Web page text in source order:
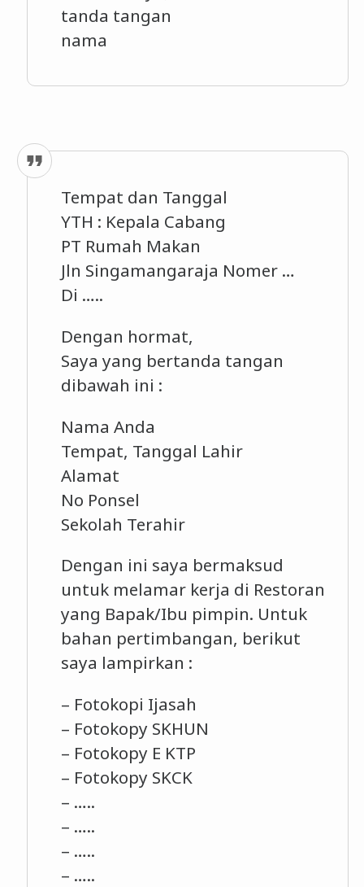
tanda tangan
nama
Tempat dan Tanggal
YTH : Kepala Cabang
PT Rumah Makan
Jln Singamangaraja Nomer …
Di …..
Dengan hormat,
Saya yang bertanda tangan
dibawah ini :
Nama Anda
Tempat, Tanggal Lahir
Alamat
No Ponsel
Sekolah Terahir
Dengan ini saya bermaksud
untuk melamar kerja di Restoran
yang Bapak/Ibu pimpin. Untuk
bahan pertimbangan, berikut
saya lampirkan :
– Fotokopi Ijasah
– Fotokopy SKHUN
– Fotokopy E KTP
– Fotokopy SKCK
– …..
– …..
– …..
– …..